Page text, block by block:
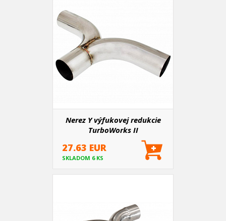
Nerez Y výfukovej redukcie
TurboWorks II
27.63 EUR
SKLADOM 6 KS